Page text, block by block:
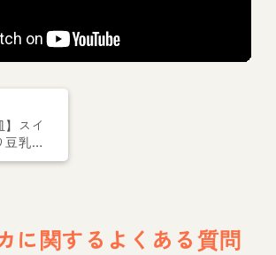
】スイ
豆乳プ
に関するよくある質問